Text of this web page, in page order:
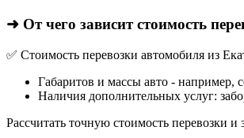
➜ От чего зависит стоимость
✅ Стоимость перевозки автомобиля из
Габаритов и массы авто - например,
Наличия дополнительных услуг:
Рассчитать точную стоимость перевозки